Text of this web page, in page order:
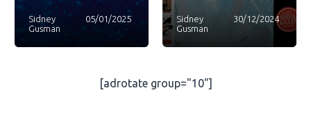
Sidney
Gusman
05/01/2025
Sidney
Gusman
30/12/2024
[adrotate group="10"]